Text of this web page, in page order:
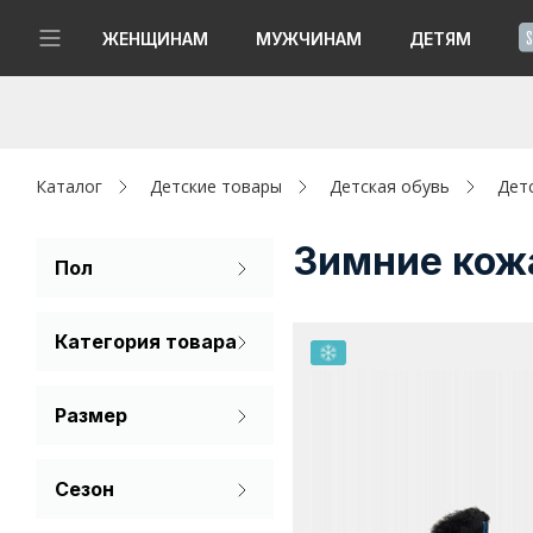
ЖЕНЩИНАМ МУЖЧИНАМ ДЕТЯМ
Женщинам
Капсула
Аутлет
Каталог Детские товары Детская обувь
Пол
Для мальчиков
Категория товара
Размер
Сезон
Зимние